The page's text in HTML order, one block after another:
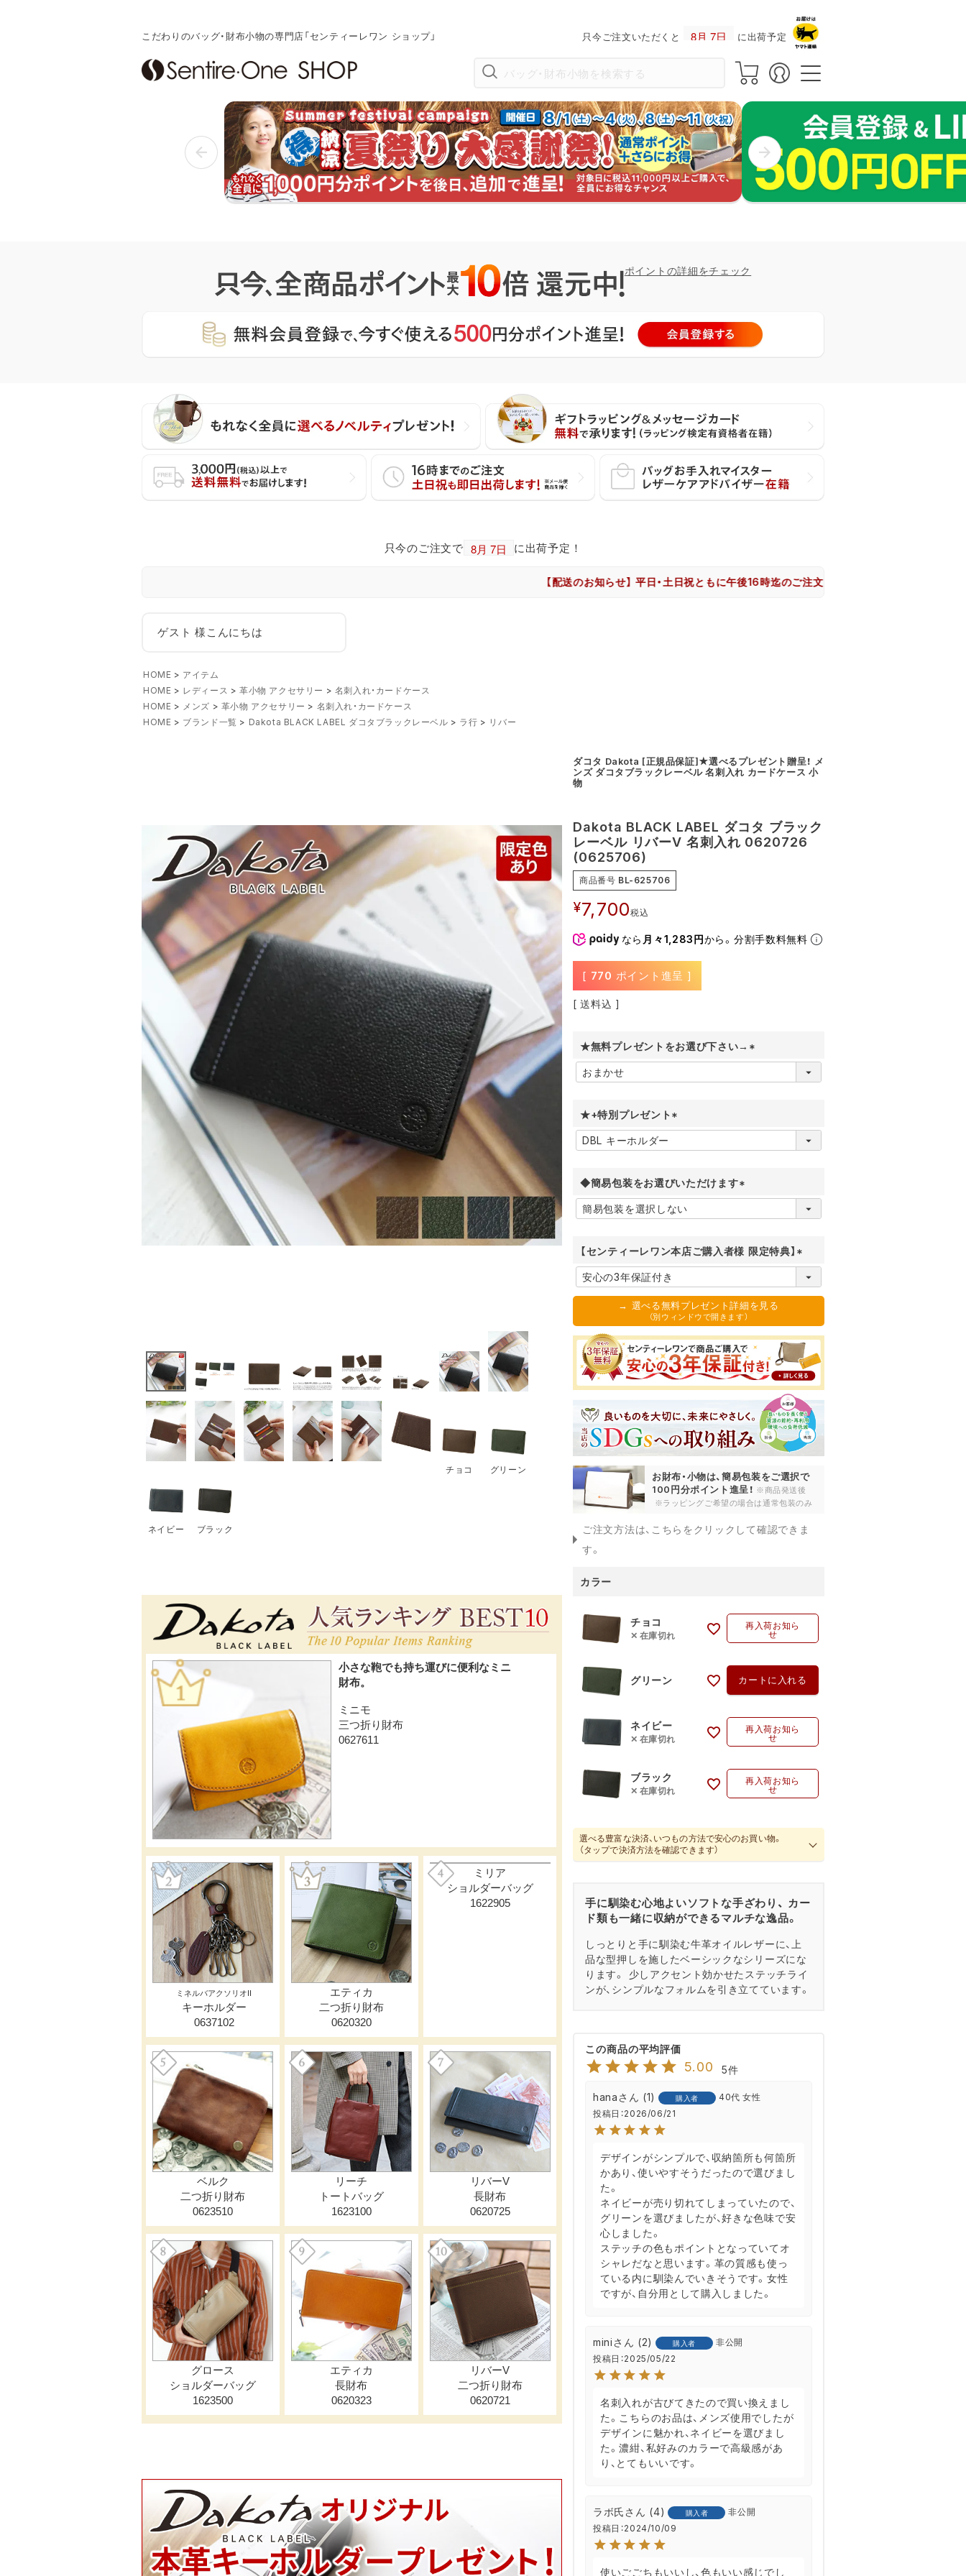
こだわりのバッグ・財布小物の専門店「センティーレワン ショップ」 只今ご注文いただくと に出荷予定！
ポイントの詳細をチェック
只今のご注文で に出荷予定！
【配送のお知らせ】 平日・土日祝ともに午後16時迄のご注文は、大阪市からヤマト運輸で即日出荷
ゲスト 様こんにちは
HOME
アイテム
HOME
レディース 革小物 アクセサリー
名刺入れ・カードケース
HOME
メンズ 革小物 アクセサリー
名刺入れ・カードケース
HOME
ブランド一覧 Dakota BLACK LABEL ダコタブラックレーベル ラ行 リバー
チョコ グリーン
ネイビー ブラック
ダコタ Dakota [正規品保証]★選べるプレゼント贈呈！ メ
ンズ ダコタブラックレーベル 名刺入れ カードケース 小
物
Dakota BLACK LABEL ダコタ ブラック
レーベル リバーV 名刺入れ 0620726
(0625706)
商品番号 BL-625706
¥7,700税込
なら 月々1,283円から。分割手数料無料
[ 770 ポイント進呈 ]
送料込
★無料プレゼントをお選び下さい→
(
必
★+特別プレゼント
(
必
)
◆簡易包装をお選びいただけます
(
必
)
【センティーレワン本店ご購入者様 限定特典】
(
必
→ 選べる無料プレゼント詳細を見る
（別ウィンドウで開きます）
お財布・小物は、簡易包装をご選択で
100円分ポイント進呈！ ※商品発送後
※ラッピングご希望の場合は通常包装のみ
ご注文方法は、こちらをクリックして確認できま
す。
カラー
チョコ
在庫切れ
再入荷お知ら
せ
グリーン カートに入れる
ネイビー
在庫切れ
再入荷お知ら
せ
ブラック
在庫切れ
再入荷お知ら
せ
選べる豊富な決済、いつもの方法で安心のお買い物。
（タップで決済方法を確認できます）
手に馴染む心地よいソフトな手ざわり、 カー
ド類も一緒に収納ができるマルチな逸品。
しっとりと手に馴染む牛革オイルレザーに、上
品な型押しを施したベーシックなシリーズにな
ります。 少しアクセント効かせたステッチライ
ンが、シンプルなフォルムを引き立てています。
5.00 5
hana 1 購入者 40代 女性
投稿日 2026/06/21
デザインがシンプルで、収納箇所も何箇所
かあり、使いやすそうだったので選びまし
た。
ネイビーが売り切れてしまっていたので、
グリーンを選びましたが、好きな色味で安
心しました。
ステッチの色もポイントとなっていてオ
シャレだなと思います。革の質感も使っ
ている内に馴染んでいきそうです。女性
ですが、自分用として購入しました。
mini 2 購入者
非公開
投稿日 2025/05/22
名刺入れが古びてきたので買い換えまし
た。こちらのお品は、メンズ使用でしたが
デザインに魅かれ、ネイビーを選びまし
た。濃紺、私好みのカラーで高級感があ
り、とてもいいです。
ラボ氏 4 購入者
非公開
投稿日 2024/10/09
使いごごちもいいし、色もいい感じでし